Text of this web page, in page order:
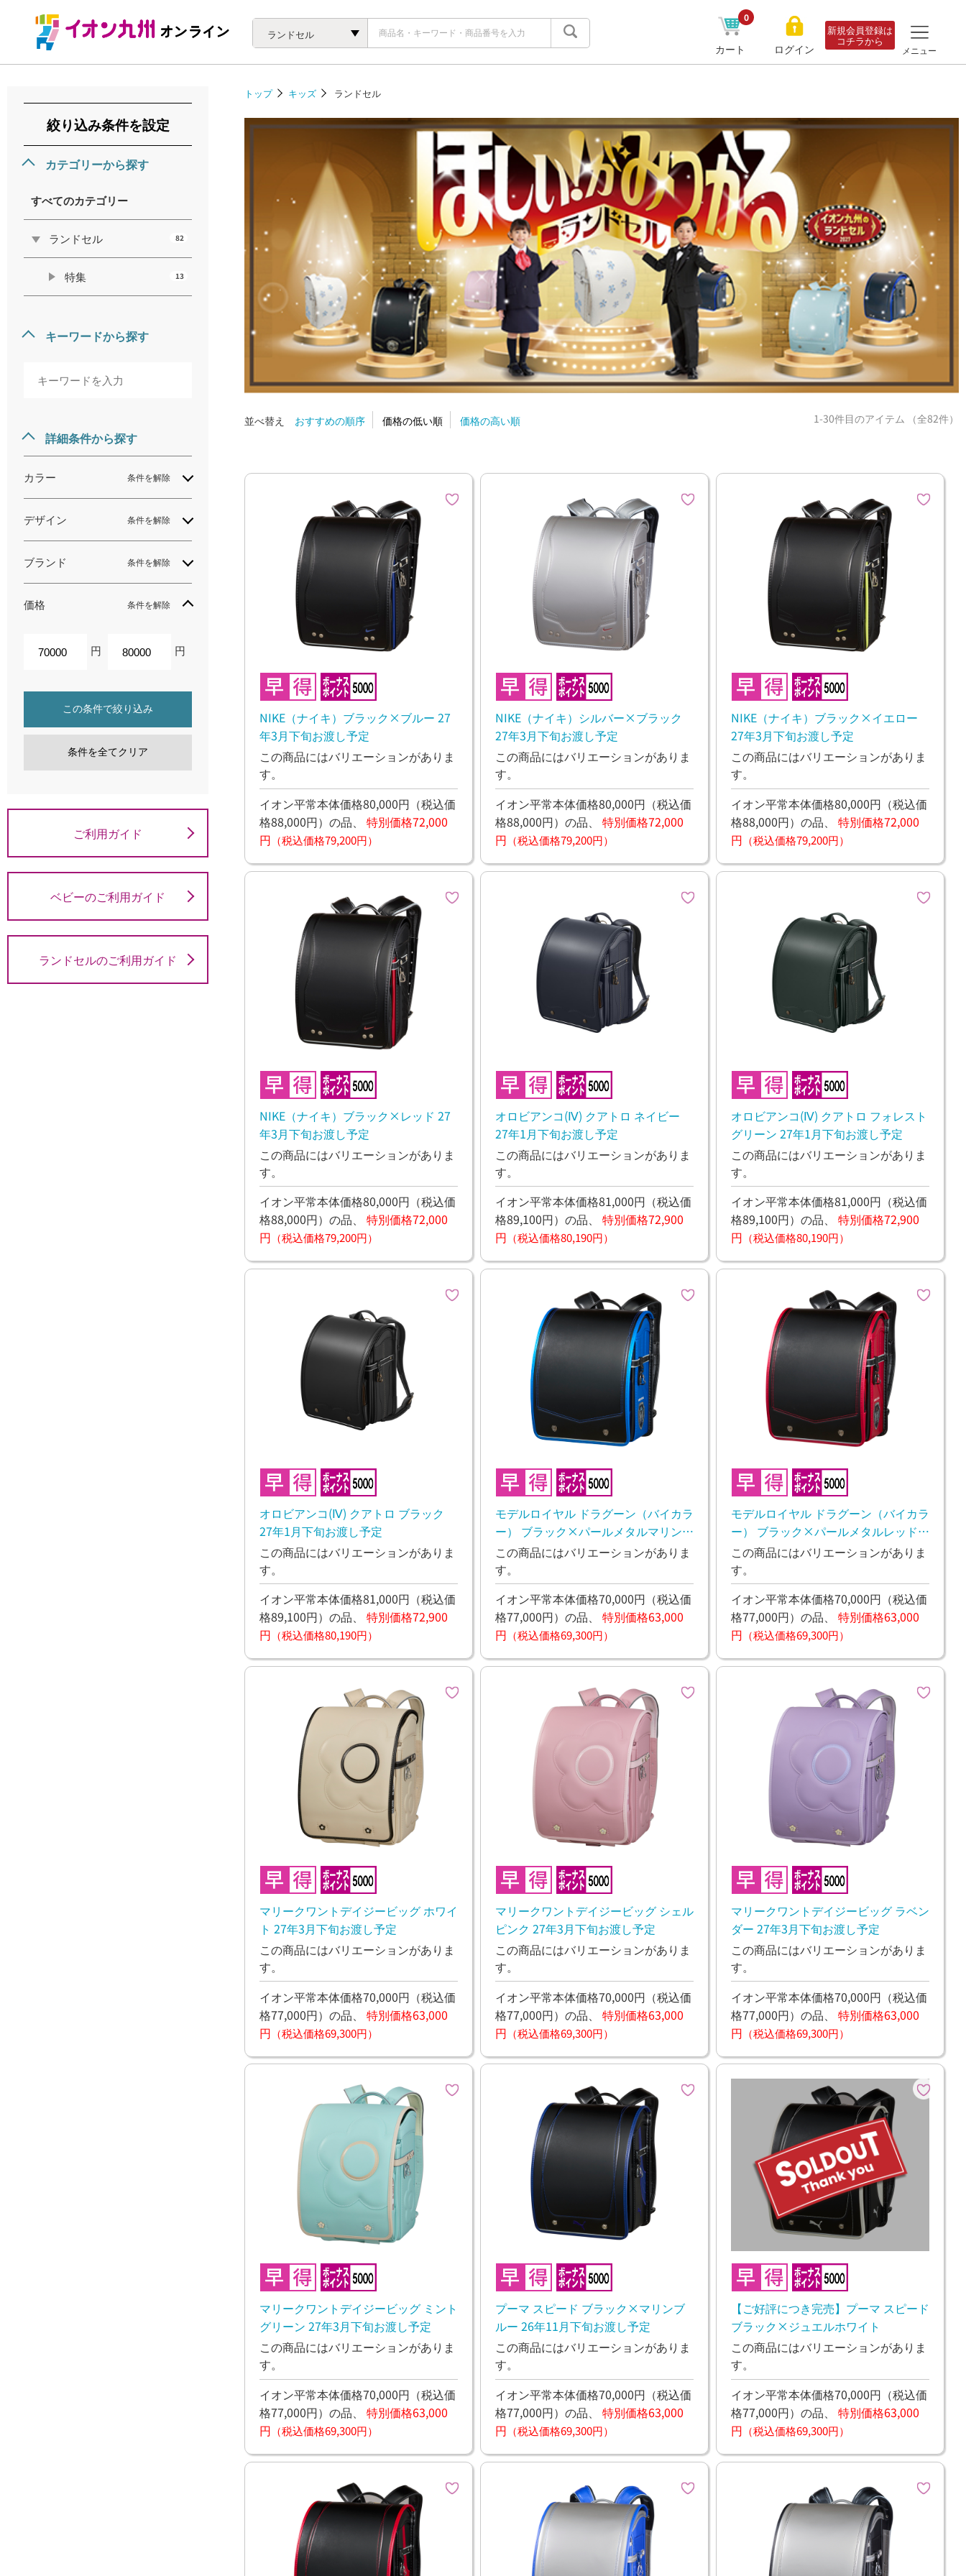
ランドセル
カート
0
ログイン
新規会員登録は
コチラから
メニュー
絞り込み条件を設定
カテゴリーから探す
すべてのカテゴリー
ランドセル 82
特集 13
キーワードから探す
詳細条件から探す
カラー 条件を解除
デザイン 条件を解除
ブランド 条件を解除
価格 条件を解除
円 円
この条件で絞り込み
条件を全てクリア
ご利用ガイド
ベビーのご利用ガイド
ランドセルのご利用ガイド
トップ キッズ ランドセル
並べ替え おすすめの順序 価格の低い順 価格の高い順 1-30件目のアイテム （全82件）
NIKE（ナイキ）ブラック×ブルー 27
年3月下旬お渡し予定
この商品にはバリエーションがありま
す。
イオン平常本体価格80,000円 （税込価
格88,000円） の品、 特別価格72,000
円 （税込価格79,200円）
NIKE（ナイキ）シルバー×ブラック
27年3月下旬お渡し予定
この商品にはバリエーションがありま
す。
イオン平常本体価格80,000円 （税込価
格88,000円） の品、 特別価格72,000
円 （税込価格79,200円）
NIKE（ナイキ）ブラック×イエロー
27年3月下旬お渡し予定
この商品にはバリエーションがありま
す。
イオン平常本体価格80,000円 （税込価
格88,000円） の品、 特別価格72,000
円 （税込価格79,200円）
NIKE（ナイキ）ブラック×レッド 27
年3月下旬お渡し予定
この商品にはバリエーションがありま
す。
イオン平常本体価格80,000円 （税込価
格88,000円） の品、 特別価格72,000
円 （税込価格79,200円）
オロビアンコ(Ⅳ) クアトロ ネイビー
27年1月下旬お渡し予定
この商品にはバリエーションがありま
す。
イオン平常本体価格81,000円 （税込価
格89,100円） の品、 特別価格72,900
円 （税込価格80,190円）
オロビアンコ(Ⅳ) クアトロ フォレスト
グリーン 27年1月下旬お渡し予定
この商品にはバリエーションがありま
す。
イオン平常本体価格81,000円 （税込価
格89,100円） の品、 特別価格72,900
円 （税込価格80,190円）
オロビアンコ(Ⅳ) クアトロ ブラック
27年1月下旬お渡し予定
この商品にはバリエーションがありま
す。
イオン平常本体価格81,000円 （税込価
格89,100円） の品、 特別価格72,900
円 （税込価格80,190円）
モデルロイヤル ドラグーン（バイカラ
ー） ブラック×パールメタルマリン
26年11月下旬お渡し予定
この商品にはバリエーションがありま
す。
イオン平常本体価格70,000円 （税込価
格77,000円） の品、 特別価格63,000
円 （税込価格69,300円）
モデルロイヤル ドラグーン（バイカラ
ー） ブラック×パールメタルレッド
26年11月下旬お渡し予定
この商品にはバリエーションがありま
す。
イオン平常本体価格70,000円 （税込価
格77,000円） の品、 特別価格63,000
円 （税込価格69,300円）
マリークワントデイジービッグ ホワイ
ト 27年3月下旬お渡し予定
この商品にはバリエーションがありま
す。
イオン平常本体価格70,000円 （税込価
格77,000円） の品、 特別価格63,000
円 （税込価格69,300円）
マリークワントデイジービッグ シェル
ピンク 27年3月下旬お渡し予定
この商品にはバリエーションがありま
す。
イオン平常本体価格70,000円 （税込価
格77,000円） の品、 特別価格63,000
円 （税込価格69,300円）
マリークワントデイジービッグ ラベン
ダー 27年3月下旬お渡し予定
この商品にはバリエーションがありま
す。
イオン平常本体価格70,000円 （税込価
格77,000円） の品、 特別価格63,000
円 （税込価格69,300円）
マリークワントデイジービッグ ミント
グリーン 27年3月下旬お渡し予定
この商品にはバリエーションがありま
す。
イオン平常本体価格70,000円 （税込価
格77,000円） の品、 特別価格63,000
円 （税込価格69,300円）
プーマ スピード ブラック×マリンブ
ルー 26年11月下旬お渡し予定
この商品にはバリエーションがありま
す。
イオン平常本体価格70,000円 （税込価
格77,000円） の品、 特別価格63,000
円 （税込価格69,300円）
【ご好評につき完売】プーマ スピード
ブラック×ジュエルホワイト
この商品にはバリエーションがありま
す。
イオン平常本体価格70,000円 （税込価
格77,000円） の品、 特別価格63,000
円 （税込価格69,300円）